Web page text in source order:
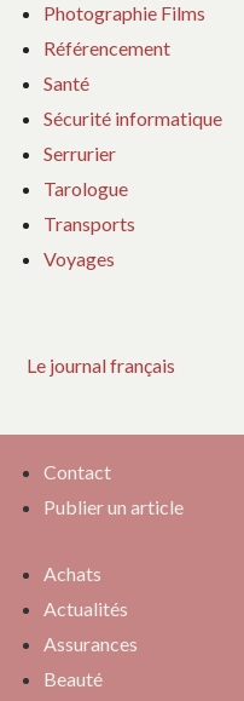
Photographie Films
Référencement
Santé
Sécurité informatique
Serrurier
Tarologue
Transports
Voyages
Le journal français
Contact
Publier un article
Achats
Actualités
Assurances
Beauté